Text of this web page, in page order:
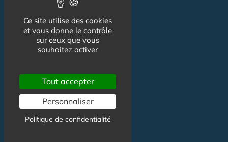
Reseaux Sociaux
Facebook
Linkedin
Informations
Ce site utilise des cookies
et vous donne le contrôle
sur ceux que vous
souhaitez activer
Tout accepter
Personnaliser
Politique de confidentialité